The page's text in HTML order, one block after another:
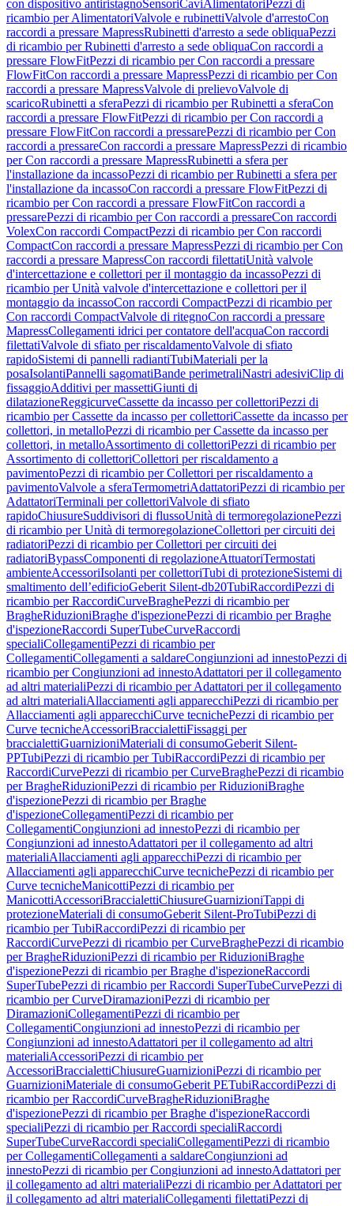
con dispositivo antiristagnoSensoriCaviAlimentatori Pezzi di
ricambio per AlimentatoriValvole e rubinettiValvole d'arrestoCon
raccordi a pressare MapressRubinetti d'arresto a sede obliquaPezzi
di ricambio per Rubinetti d'arresto a sede obliquaCon raccordi a
pressare FlowFitPezzi di ricambio per Con raccordi a pressare
FlowFitCon raccordi a pressare MapressPezzi di ricambio per Con
raccordi a pressare MapressValvole di prelievoValvole di
scaricoRubinetti a sferaPezzi di ricambio per Rubinetti a sferaCon
raccordi a pressare FlowFitPezzi di ricambio per Con raccordi a
pressare FlowFitCon raccordi a pressarePezzi di ricambio per Con
raccordi a pressareCon raccordi a pressare MapressPezzi di ricambio
per Con raccordi a pressare MapressRubinetti a sfera per
l'installazione da incassoPezzi di ricambio per Rubinetti a sfera per
l'installazione da incassoCon raccordi a pressare FlowFitPezzi di
ricambio per Con raccordi a pressare FlowFitCon raccordi a
pressarePezzi di ricambio per Con raccordi a pressareCon raccordi
VolexCon raccordi CompactPezzi di ricambio per Con raccordi
CompactCon raccordi a pressare MapressPezzi di ricambio per Con
raccordi a pressare MapressCon raccordi filettatiUnità valvole
d'intercettazione e collettori per il montaggio da incassoPezzi di
ricambio per Unità valvole d'intercettazione e collettori per il
montaggio da incassoCon raccordi CompactPezzi di ricambio per
Con raccordi CompactValvole di ritegnoCon raccordi a pressare
MapressCollegamenti idrici per contatore dell'acquaCon raccordi
filettatiValvole di sfiato per riscaldamentoValvole di sfiato
rapidoSistemi di pannelli radiantiTubiMateriali per la
posaIsolantiPannelli sagomatiBande perimetraliNastri adesiviClip di
fissaggioAdditivi per massettiGiunti di
dilatazioneReggicurveCassette da incasso per collettoriPezzi di
ricambio per Cassette da incasso per collettoriCassette da incasso per
collettori, in metalloPezzi di ricambio per Cassette da incasso per
collettori, in metalloAssortimento di collettoriPezzi di ricambio per
Assortimento di collettoriCollettori per riscaldamento a
pavimentoPezzi di ricambio per Collettori per riscaldamento a
pavimentoValvole a sferaTermometriAdattatoriPezzi di ricambio per
AdattatoriTerminali per collettoriValvole di sfiato
rapidoChiusureSuddivisori di flussoUnità di termoregolazionePezzi
di ricambio per Unità di termoregolazioneCollettori per circuiti dei
radiatoriPezzi di ricambio per Collettori per circuiti dei
radiatoriBypassComponenti di regolazioneAttuatoriTermostati
ambienteAccessoriIsolanti per collettoriTubi di protezioneSistemi di
smaltimento dell’edificioGeberit Silent-db20TubiRaccordiPezzi di
ricambio per RaccordiCurveBraghePezzi di ricambio per
BragheRiduzioniBraghe d'ispezionePezzi di ricambio per Braghe
d'ispezioneRaccordi SuperTubeCurveRaccordi
specialiCollegamentiPezzi di ricambio per
CollegamentiCollegamenti a saldareCongiunzioni ad innestoPezzi di
ricambio per Congiunzioni ad innestoAdattatori per il collegamento
ad altri materialiPezzi di ricambio per Adattatori per il collegamento
ad altri materialiAllacciamenti agli apparecchiPezzi di ricambio per
Allacciamenti agli apparecchiCurve tecnichePezzi di ricambio per
Curve tecnicheAccessoriBraccialettiFissaggi per
braccialettiGuarnizioniMateriali di consumoGeberit Silent-
PPTubiPezzi di ricambio per TubiRaccordiPezzi di ricambio per
RaccordiCurvePezzi di ricambio per CurveBraghePezzi di ricambio
per BragheRiduzioniPezzi di ricambio per RiduzioniBraghe
d'ispezionePezzi di ricambio per Braghe
d'ispezioneCollegamentiPezzi di ricambio per
CollegamentiCongiunzioni ad innestoPezzi di ricambio per
Congiunzioni ad innestoAdattatori per il collegamento ad altri
materialiAllacciamenti agli apparecchiPezzi di ricambio per
Allacciamenti agli apparecchiCurve tecnichePezzi di ricambio per
Curve tecnicheManicottiPezzi di ricambio per
ManicottiAccessoriBraccialettiChiusureGuarnizioniTappi di
protezioneMateriali di consumoGeberit Silent-ProTubiPezzi di
ricambio per TubiRaccordiPezzi di ricambio per
RaccordiCurvePezzi di ricambio per CurveBraghePezzi di ricambio
per BragheRiduzioniPezzi di ricambio per RiduzioniBraghe
d'ispezionePezzi di ricambio per Braghe d'ispezioneRaccordi
SuperTubePezzi di ricambio per Raccordi SuperTubeCurvePezzi di
ricambio per CurveDiramazioniPezzi di ricambio per
DiramazioniCollegamentiPezzi di ricambio per
CollegamentiCongiunzioni ad innestoPezzi di ricambio per
Congiunzioni ad innestoAdattatori per il collegamento ad altri
materialiAccessoriPezzi di ricambio per
AccessoriBraccialettiChiusureGuarnizioniPezzi di ricambio per
GuarnizioniMateriale di consumoGeberit PETubiRaccordiPezzi di
ricambio per RaccordiCurveBragheRiduzioniBraghe
d'ispezionePezzi di ricambio per Braghe d'ispezioneRaccordi
specialiPezzi di ricambio per Raccordi specialiRaccordi
SuperTubeCurveRaccordi specialiCollegamentiPezzi di ricambio
per CollegamentiCollegamenti a saldareCongiunzioni ad
innestoPezzi di ricambio per Congiunzioni ad innestoAdattatori per
il collegamento ad altri materialiPezzi di ricambio per Adattatori per
il collegamento ad altri materialiCollegamenti filettatiPezzi di